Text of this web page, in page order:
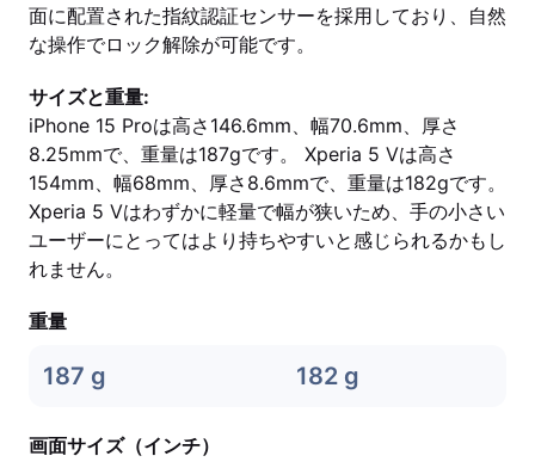
面に配置された指紋認証センサーを採用しており、自然
な操作でロック解除が可能です。
サイズと重量:
iPhone 15 Proは高さ146.6mm、幅70.6mm、厚さ
8.25mmで、重量は187gです。 Xperia 5 Vは高さ
154mm、幅68mm、厚さ8.6mmで、重量は182gです。
Xperia 5 Vはわずかに軽量で幅が狭いため、手の小さい
ユーザーにとってはより持ちやすいと感じられるかもし
れません。
重量
187 g 182 g
画面サイズ（インチ）